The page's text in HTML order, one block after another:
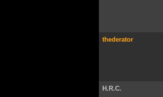
thederator
H.R.C.